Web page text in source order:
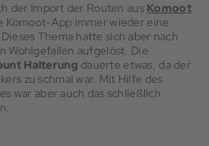
der Import der Routen aus Komoot
Komoot-App immer wieder eine
Thema hatte sich aber nach
Wohlgefallen aufgelöst. Die
Halterung dauerte etwas, da der
zu schmal war. Mit Hilfe des
war aber auch das schließlich